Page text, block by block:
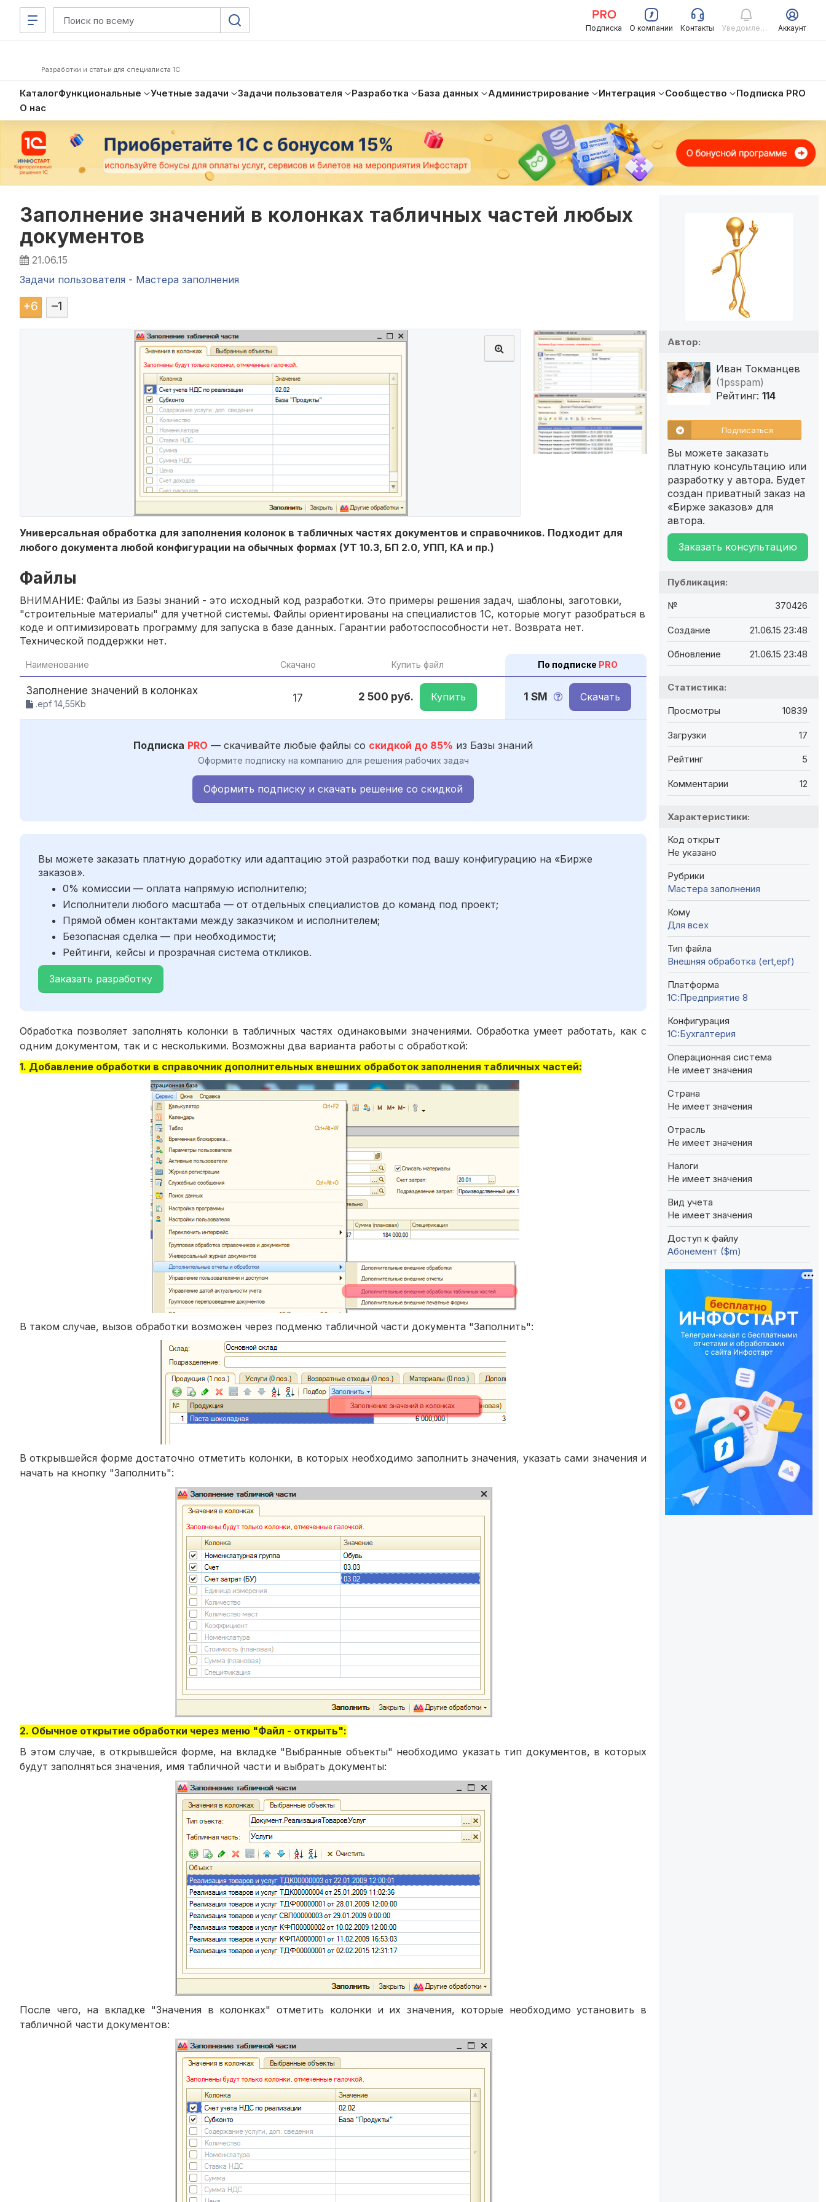
Подписка О компании Контакты Уведомления Аккаунт
Разработки и статьи для специалиста 1С
КаталогФункциональные Учетные задачи Задачи пользователя Разработка База данных Администрирование Интеграция Сообщество
Подписка PRO
О нас
Заполнение значений в колонках табличных частей любых
документов
21.06.15
Задачи пользователя - Мастера заполнения
+6 –1
Универсальная обработка для заполнения колонок в табличных частях документов и справочников. Подходит для
любого документа любой конфигурации на обычных формах (УТ 10.3, БП 2.0, УПП, КА и пр.)
Файлы
ВНИМАНИЕ: Файлы из Базы знаний - это исходный код разработки. Это примеры решения задач, шаблоны, заготовки,
"строительные материалы" для учетной системы. Файлы ориентированы на специалистов 1С, которые могут разобраться в
коде и оптимизировать программу для запуска в базе данных. Гарантии работоспособности нет. Возврата нет.
Технической поддержки нет.
Наименование Скачано Купить файл По подписке PRO
Заполнение значений в колонках
.epf 14,55Kb 17 2 500 руб. Купить 1 SM Скачать
Подписка PRO — скачивайте любые файлы со скидкой до 85% из Базы знаний
Оформите подписку на компанию для решения рабочих задач
Оформить подписку и скачать решение со скидкой
Вы можете заказать платную доработку или адаптацию этой разработки под вашу конфигурацию на «Бирже
заказов».
0% комиссии — оплата напрямую исполнителю;
Исполнители любого масштаба — от отдельных специалистов до команд под проект;
Прямой обмен контактами между заказчиком и исполнителем;
Безопасная сделка — при необходимости;
Рейтинги, кейсы и прозрачная система откликов.
Заказать разработку
Обработка позволяет заполнять колонки в табличных частях одинаковыми значениями. Обработка умеет работать, как с
одним документом, так и с несколькими. Возможны два варианта работы с обработкой:
1. Добавление обработки в справочник дополнительных внешних обработок заполнения табличных частей:
В таком случае, вызов обработки возможен через подменю табличной части документа "Заполнить":
В открывшейся форме достаточно отметить колонки, в которых необходимо заполнить значения, указать сами значения и
начать на кнопку "Заполнить":
2. Обычное открытие обработки через меню "Файл - открыть":
В этом случае, в открывшейся форме, на вкладке "Выбранные объекты" необходимо указать тип документов, в которых
будут заполняться значения, имя табличной части и выбрать документы:
После чего, на вкладке "Значения в колонках" отметить колонки и их значения, которые необходимо установить в
табличной части документов:
Автор:
Иван Токманцев
(1psspam)
Рейтинг: 114
Подписаться
Вы можете заказать
платную консультацию или
разработку у автора. Будет
создан приватный заказ на
«Бирже заказов» для
автора.
Заказать консультацию
Публикация:
№ 370426
Создание 21.06.15 23:48
Обновление 21.06.15 23:48
Статистика:
Просмотры 10839
Загрузки 17
Рейтинг 5
Комментарии 12
Характеристики:
Код открыт
Не указано
Рубрики
Мастера заполнения
Кому
Для всех
Тип файла
Внешняя обработка (ert,epf)
Платформа
1С:Предприятие 8
Конфигурация
1C:Бухгалтерия
Операционная система
Не имеет значения
Страна
Не имеет значения
Отрасль
Не имеет значения
Налоги
Не имеет значения
Вид учета
Не имеет значения
Доступ к файлу
Абонемент ($m)